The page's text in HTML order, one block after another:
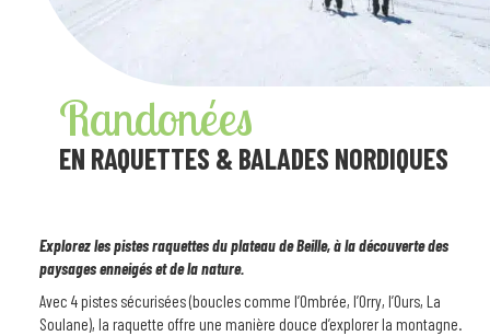
Randonées
EN RAQUETTES & BALADES NORDIQUES
Explorez les pistes raquettes du plateau de Beille, à la découverte des
paysages enneigés et de la nature.
Avec 4 pistes sécurisées (boucles comme l’Ombrée, l’Orry, l’Ours, La
Soulane), la raquette offre une manière douce d’explorer la montagne.